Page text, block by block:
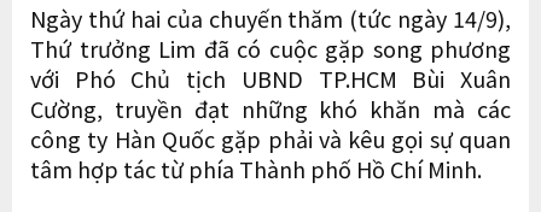
Ngày thứ hai của chuyến thăm (tức ngày 14/9),
Thứ trưởng Lim đã có cuộc gặp song phương
với Phó Chủ tịch UBND TP.HCM Bùi Xuân
Cường, truyền đạt những khó khăn mà các
công ty Hàn Quốc gặp phải và kêu gọi sự quan
tâm hợp tác từ phía Thành phố Hồ Chí Minh.